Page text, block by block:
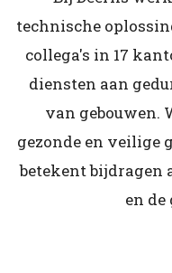
technische
collega's in 17
diensten aan
van gebouwen.
gezonde en veilige
betekent bijdragen
en de